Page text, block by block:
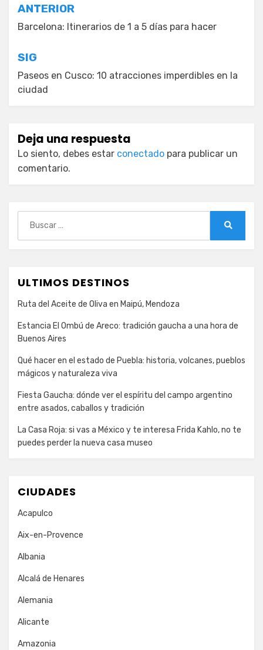
Navegación
de
entradas
ANTERIOR
Barcelona: Itinerarios de 1 a 5 días para hacer
SIG
Paseos en Cusco: 10 atracciones imperdibles en la
ciudad
Deja una respuesta
Lo siento, debes estar conectado para publicar un
comentario.
ULTIMOS DESTINOS
Ruta del Aceite de Oliva en Maipú, Mendoza
Estancia El Ombú de Areco: tradición gaucha a una hora de
Buenos Aires
Qué hacer en el estado de Puebla: historia, volcanes, pueblos
mágicos y naturaleza viva
Fiesta Gaucha: dónde ver el espíritu del campo argentino
entre asados, caballos y tradición
La Casa Roja: si vas a México y te interesa Frida Kahlo, no te
puedes perder la nueva casa museo
CIUDADES
Acapulco
Aix-en-Provence
Albania
Alcalá de Henares
Alemania
Alicante
Amazonia